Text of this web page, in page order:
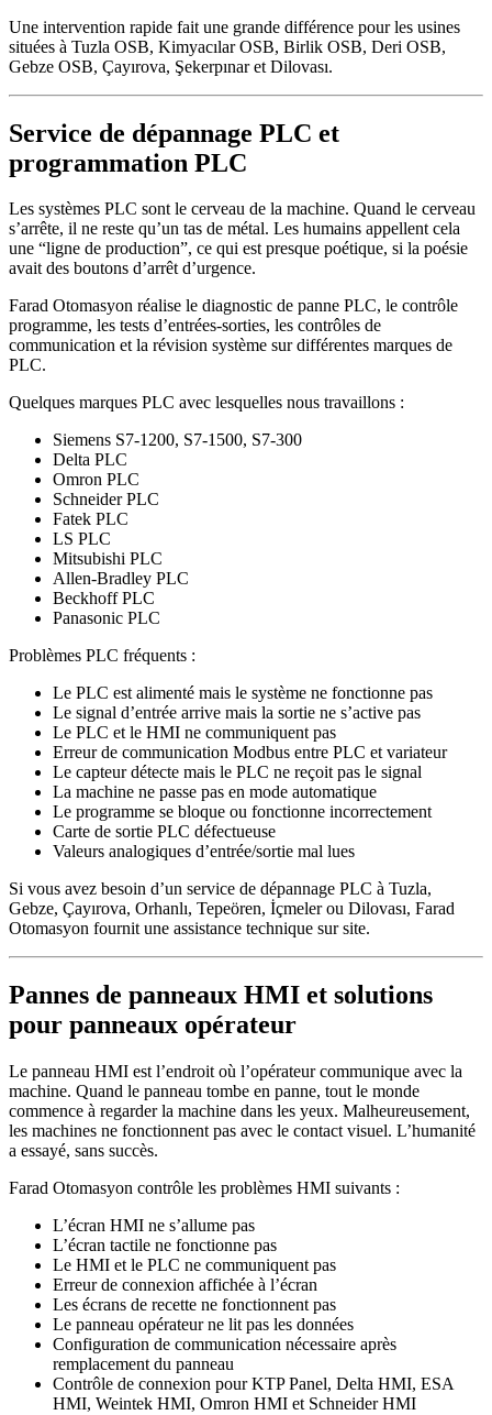
Une intervention rapide fait une grande différence pour les usines
situées à Tuzla OSB, Kimyacılar OSB, Birlik OSB, Deri OSB,
Gebze OSB, Çayırova, Şekerpınar et Dilovası.
Service de dépannage PLC et
programmation PLC
Les systèmes PLC sont le cerveau de la machine. Quand le cerveau
s’arrête, il ne reste qu’un tas de métal. Les humains appellent cela
une “ligne de production”, ce qui est presque poétique, si la poésie
avait des boutons d’arrêt d’urgence.
Farad Otomasyon réalise le diagnostic de panne PLC, le contrôle
programme, les tests d’entrées-sorties, les contrôles de
communication et la révision système sur différentes marques de
PLC.
Quelques marques PLC avec lesquelles nous travaillons :
Siemens S7-1200, S7-1500, S7-300
Delta PLC
Omron PLC
Schneider PLC
Fatek PLC
LS PLC
Mitsubishi PLC
Allen-Bradley PLC
Beckhoff PLC
Panasonic PLC
Problèmes PLC fréquents :
Le PLC est alimenté mais le système ne fonctionne pas
Le signal d’entrée arrive mais la sortie ne s’active pas
Le PLC et le HMI ne communiquent pas
Erreur de communication Modbus entre PLC et variateur
Le capteur détecte mais le PLC ne reçoit pas le signal
La machine ne passe pas en mode automatique
Le programme se bloque ou fonctionne incorrectement
Carte de sortie PLC défectueuse
Valeurs analogiques d’entrée/sortie mal lues
Si vous avez besoin d’un service de dépannage PLC à Tuzla,
Gebze, Çayırova, Orhanlı, Tepeören, İçmeler ou Dilovası, Farad
Otomasyon fournit une assistance technique sur site.
Pannes de panneaux HMI et solutions
pour panneaux opérateur
Le panneau HMI est l’endroit où l’opérateur communique avec la
machine. Quand le panneau tombe en panne, tout le monde
commence à regarder la machine dans les yeux. Malheureusement,
les machines ne fonctionnent pas avec le contact visuel. L’humanité
a essayé, sans succès.
Farad Otomasyon contrôle les problèmes HMI suivants :
L’écran HMI ne s’allume pas
L’écran tactile ne fonctionne pas
Le HMI et le PLC ne communiquent pas
Erreur de connexion affichée à l’écran
Les écrans de recette ne fonctionnent pas
Le panneau opérateur ne lit pas les données
Configuration de communication nécessaire après
remplacement du panneau
Contrôle de connexion pour KTP Panel, Delta HMI, ESA
HMI, Weintek HMI, Omron HMI et Schneider HMI